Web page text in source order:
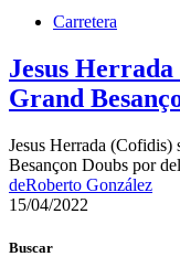
Carretera
Jesus Herrada
Grand
Jesus Herrada (Cofidis)
Besançon Doubs por
deRoberto González
15/04/2022
Buscar